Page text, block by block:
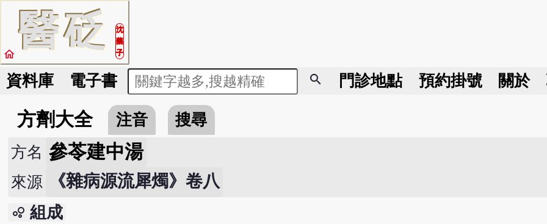
醫砭
沈
藥
子
home
資料庫 電子書 search 門診地點 預約掛號 關於
方劑大全 注音
搜尋
方名 參苓建中湯
來源 《雜病源流犀燭》卷八
bubble_chart 組成